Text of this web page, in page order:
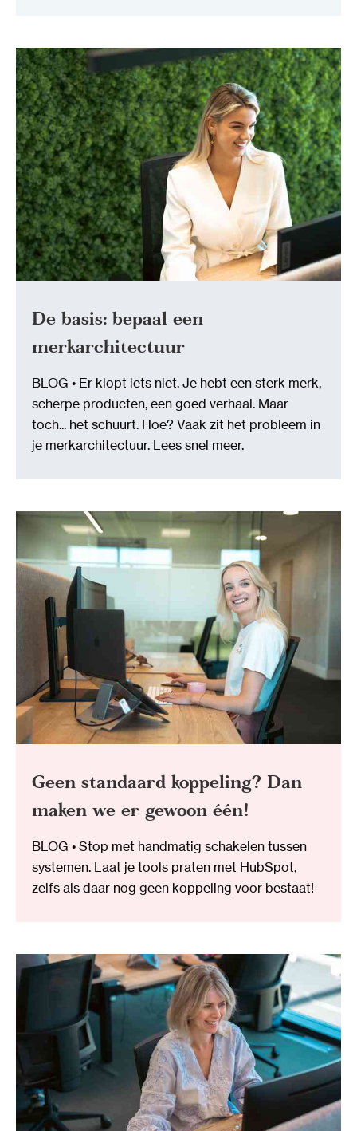
De basis: bepaal een
merkarchitectuur
BLOG • Er klopt iets niet. Je hebt een sterk merk,
scherpe producten, een goed verhaal. Maar
toch... het schuurt. Hoe? Vaak zit het probleem in
je merkarchitectuur. Lees snel meer.
Geen standaard koppeling? Dan
maken we er gewoon één!
BLOG • Stop met handmatig schakelen tussen
systemen. Laat je tools praten met HubSpot,
zelfs als daar nog geen koppeling voor bestaat!